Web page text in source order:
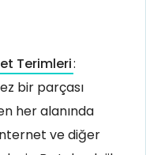
Terimleri:
bir parçası
her alanında
ve diğer